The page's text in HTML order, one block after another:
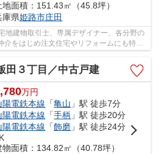
地面積：151.43㎡（45.8坪）
庫県姫路市庄田
地建物取引士、専属デザイナー、各分野の
介をはじめ注文住宅やリフォームにも特化
田３丁目／中古戸建
万円
陽電鉄本線 「亀山 」駅 徒歩7分
陽電鉄本線 「手柄 」駅 徒歩20分
陽電鉄本線 「飾磨 」駅 徒歩24分
物面積：134.82㎡（40.78坪）